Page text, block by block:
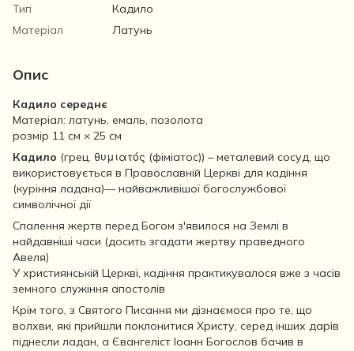
Тип
Кадило
Матеріал
Латунь
Опис
Кадило середнє
Матеріал: латунь, емаль, позолота
розмір 11 см × 25 см
Кадило (грец. θυμιατός (фіміатос)) – металевий сосуд, що
використовується в Православній Церкві для кадіння
(куріння ладана)— найважливішої богослужбової
символічної дії
Спалення жертв перед Богом з'явилося на Землі в
найдавніші часи (досить згадати жертву праведного
Авеля)
У християнській Церкві, кадіння практикувалося вже з часів
земного служіння апостолів
Крім того, з Святого Писання ми дізнаємося про те, що
волхви, які прийшли поклонитися Христу, серед інших дарів
піднесли ладан, а Євангеліст Іоанн Богослов бачив в